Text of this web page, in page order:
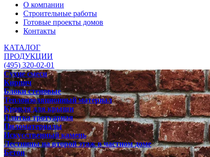
О компании
Строительные работы
Готовые проекты домов
Контакты
КАТАЛОГ
ПРОДУКЦИИ
(495) 320-02-01
Сухие смеси
Кирпич
Блоки стеновые
Теплоизоляционный материал
Кровля для крыши
Плитка тротуарная
Пиломатериалы
Искусственный камень
Лестницы на второй этаж в частном доме
Бетон